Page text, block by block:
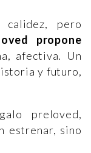
calidez, pero
propone
afectiva. Un
y futuro,
preloved,
estrenar, sino